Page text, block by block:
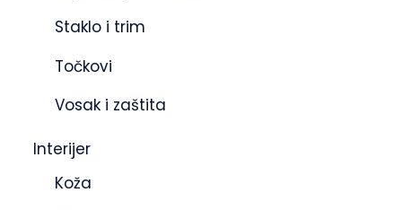
Staklo i trim
Točkovi
Vosak i zaštita
Interijer
Koža